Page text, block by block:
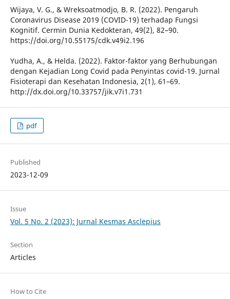
Wijaya, V. G., & Wreksoatmodjo, B. R. (2022). Pengaruh
Coronavirus Disease 2019 (COVID-19) terhadap Fungsi
Kognitif. Cermin Dunia Kedokteran, 49(2), 82–90.
https://doi.org/10.55175/cdk.v49i2.196
Yudha, A., & Helda. (2022). Faktor-faktor yang Berhubungan
dengan Kejadian Long Covid pada Penyintas covid-19. Jurnal
Fisioterapi dan Kesehatan Indonesia, 2(1), 61–69.
http://dx.doi.org/10.33757/jik.v7i1.731
pdf
Published
2023-12-09
Issue
Vol. 5 No. 2 (2023): Jurnal Kesmas Asclepius
Section
Articles
How to Cite